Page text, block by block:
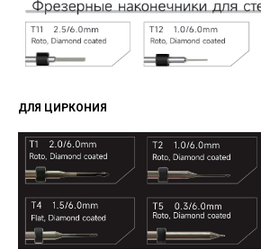
ДЛЯ ЦИРКОНИЯ